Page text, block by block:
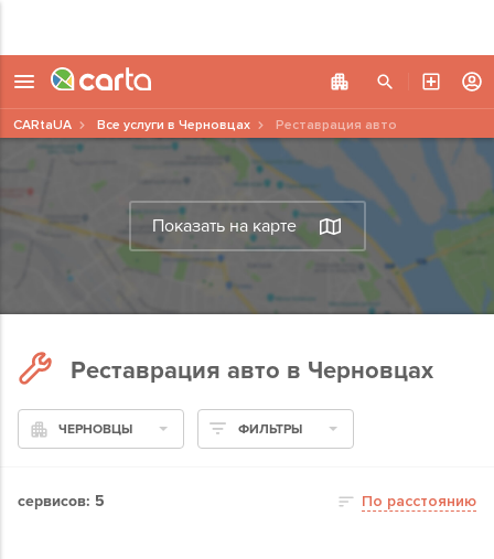
Показать на карте
CARtaUA Все услуги в Черновцах Реставрация авто
Реставрация авто в Черновцах
ЧЕРНОВЦЫ ФИЛЬТРЫ
сервисов: 5 По расстоянию